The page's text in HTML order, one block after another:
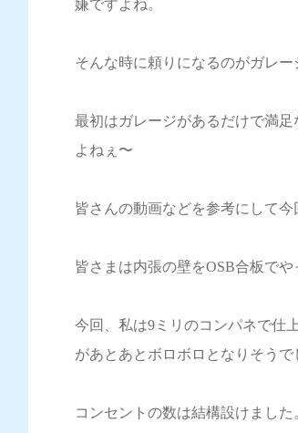
嫌ですよね。
そんな時に頼りになるのがガレ
最初はガレージがあるだけで満
よねぇ〜
皆さんの動画などを参考にして
皆さまは内張の壁をOSB合板で
今回、私は9ミリのコンパネで仕
があとあとボロボロとなりそうで
コンセントの数は結構設けまし